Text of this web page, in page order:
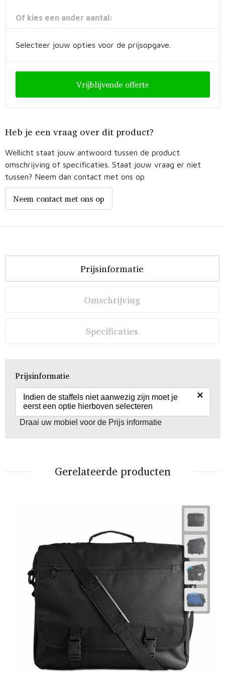
Toilettassen
Golftassen
Opvouwbare tassen
Promotietassen
Goodiebags
Aktetassen
Of kies een ander aantal:
Selecteer jouw opties voor de prijsopgave.
Vrijblijvende offerte
Heb je een vraag over dit product?
Wellicht staat jouw antwoord tussen de product
omschrijving of specificaties. Staat jouw vraag er niet
tussen? Neem dan contact met ons op
Neem contact met ons op
Prijsinformatie
Omschrijving
Specificaties
Prijsinformatie
Indien de staffels niet aanwezig zijn moet je
eerst een optie hierboven selecteren
×
Draai uw mobiel voor de Prijs informatie
Gerelateerde producten